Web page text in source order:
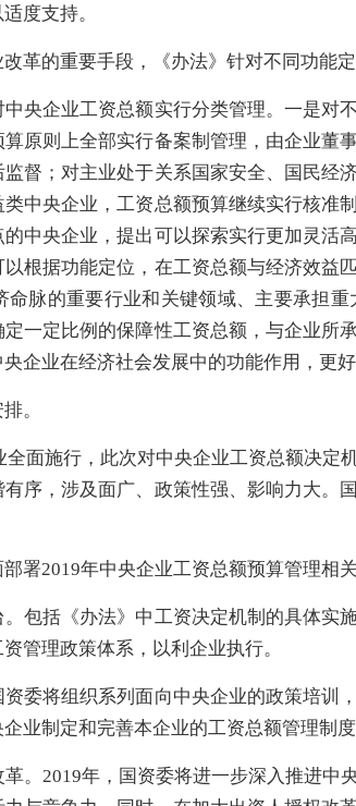
度支持。
革的重要手段，《办法》针对不同功能
央企业工资总额实行分类管理。一是
原则上全部实行备案制管理，由企业
督；对主业处于关系国家安全、国民
中央企业，工资总额预算继续实行核
中央企业，提出可以探索实行更加灵
根据功能定位，在工资总额与经济效
命脉的重要行业和关键领域、主要承担
一定比例的保障性工资总额，与企业
企业在经济社会发展中的功能作用，更
。
面施行，此次对中央企业工资总额决
序，涉及面广、政策性强、影响力大
署2019年中央企业工资总额预算管理相关
包括《办法》中工资决定机制的具体
管理政策体系，以利企业执行。
委将组织系列面向中央企业的政策培
业制定和完善本企业的工资总额管理制度
。2019年，国资委将进一步深入推进